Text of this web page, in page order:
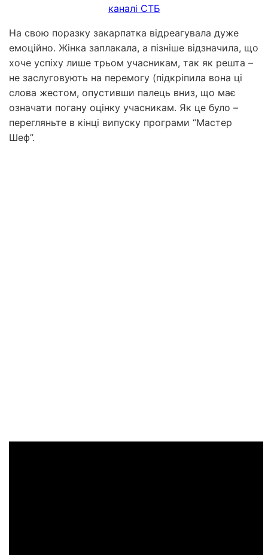
На свою поразку закарпатка відреагувала дуже
емоційно. Жінка заплакала, а пізніше відзначила, що
хоче успіху лише трьом учасникам, так як решта –
не заслуговують на перемогу (підкріпила вона ці
слова жестом, опустивши палець вниз, що має
означати погану оцінку учасникам. Як це було –
перегляньте в кінці випуску програми “Мастер
Шеф”.